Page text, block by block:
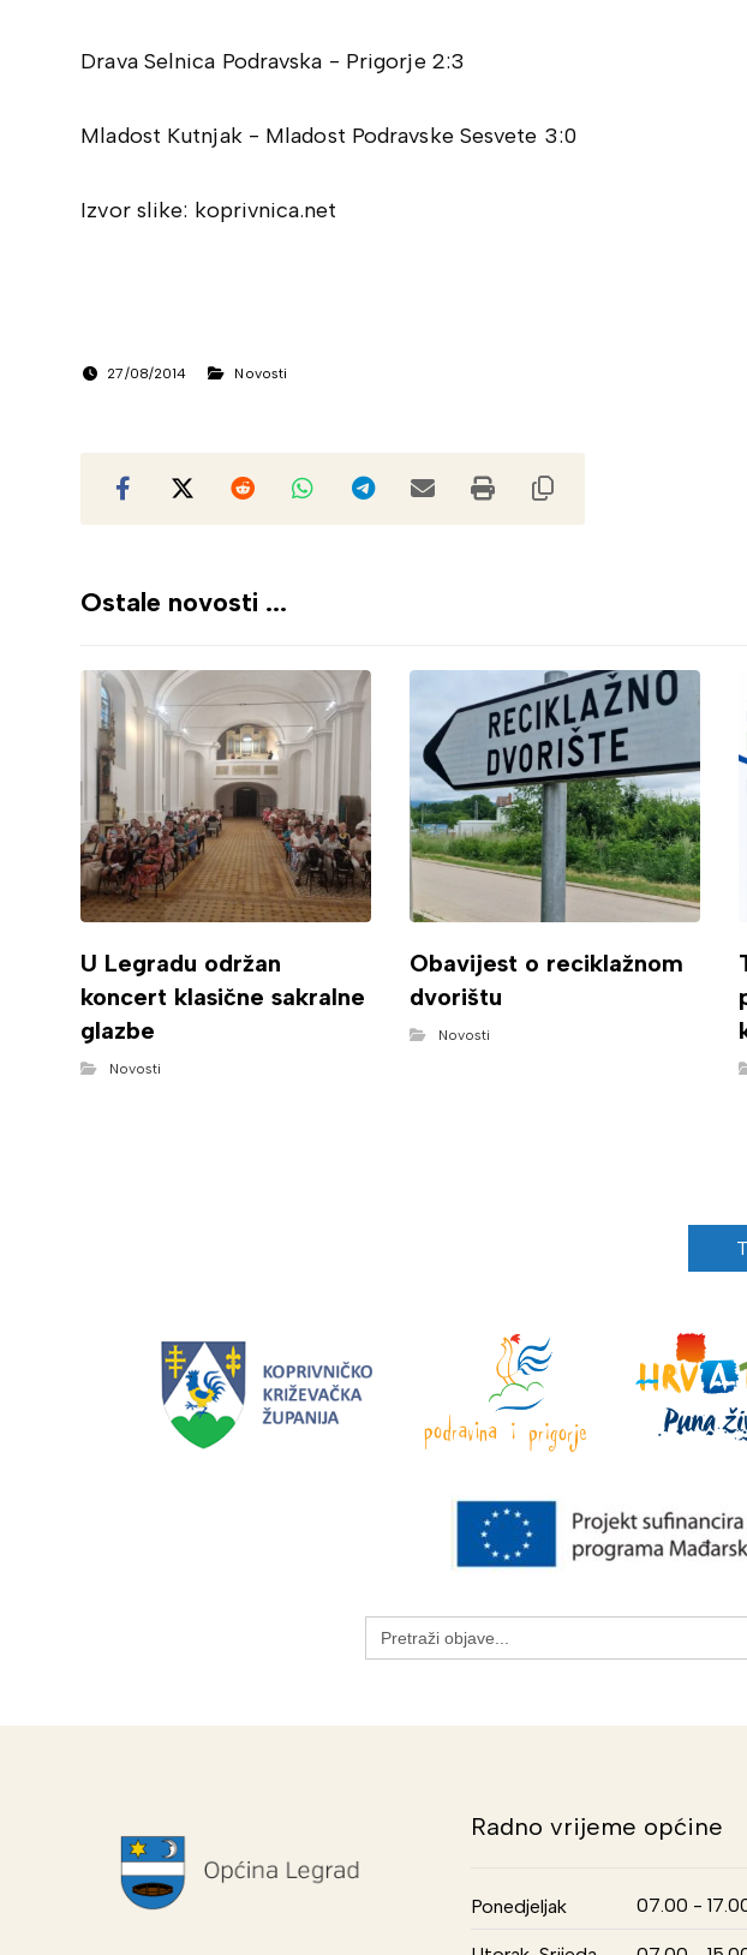
Drava Selnica Podravska - Prigorje 2:3
Mladost Kutnjak - Mladost Podravske Sesvete 3:0
Izvor slike: koprivnica.net
27/08/2014 Novosti
Ostale novosti ...
U Legradu održan
koncert klasične sakralne
glazbe
Novosti
Obavijest o reciklažnom
dvorištu
Novosti
Search
for:
Radno vrijeme općine
Ponedjeljak 07.00 -